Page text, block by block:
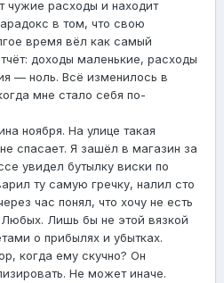
чужие расходы и находит
в том, что свою
время вёл как самый
доходы маленькие, расходы
— ноль. Всё изменилось в
мне стало себя по-
ноября. На улице такая
спасает. Я зашёл в магазин за
увидел бутылку виски по
ту самую гречку, налил сто
час понял, что хочу не есть
Любых. Лишь бы не этой вязкой
о прибылях и убытках.
когда ему скучно? Он
Не может иначе.